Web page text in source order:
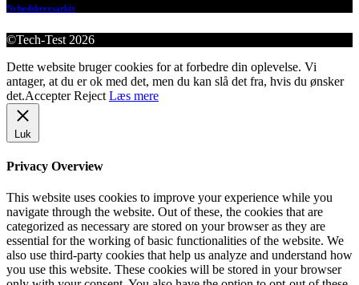
Nyhedsbrevsarkiv
©Tech-Test 2026
Dette website bruger cookies for at forbedre din oplevelse. Vi
antager, at du er ok med det, men du kan slå det fra, hvis du ønsker
det.Accepter Reject Læs mere
Luk
Privacy Overview
This website uses cookies to improve your experience while you
navigate through the website. Out of these, the cookies that are
categorized as necessary are stored on your browser as they are
essential for the working of basic functionalities of the website. We
also use third-party cookies that help us analyze and understand how
you use this website. These cookies will be stored in your browser